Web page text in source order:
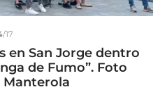
/17
en San Jorge dentro
de Fumo”. Foto
Manterola